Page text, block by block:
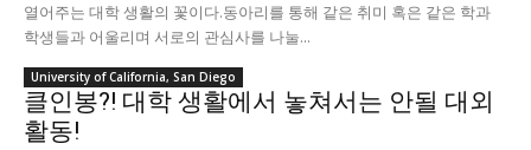
열어주는 대학 생활의 꽃이다.동아리를 통해 같은 취미 혹은 같은 학과
학생들과 어울리며 서로의 관심사를 나눌...
University of California, San Diego
클인봉?! 대학 생활에서 놓쳐서는 안될 대외
활동!